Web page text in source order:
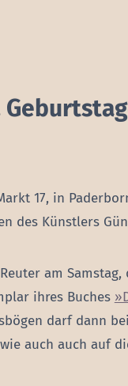
17, in
des Künstlers
am Samstag,
ihres Buches
darf dann
auch auch auf